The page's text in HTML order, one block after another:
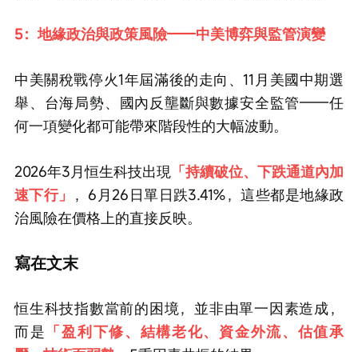
5：地緣政治與政策風險——中美博弈與監管演變
中美關稅戰停火1年屆滿後的走向、11月美國中期選
舉、台海局勢、國內反壟斷與數據安全監管——任
何一項變化都可能帶來階段性的大幅波動。
2026年3月恒生科技出現 「持續破位、下跌通道內加
速下行」 ，6月26日單日跌3.41%，這些都是地緣政
治風險在價格上的直接反映。
寫在文末
恒生科技指數當前的困境，並非由單一因素造成，
而是 「盈利下修、結構老化、資金外流、估值承